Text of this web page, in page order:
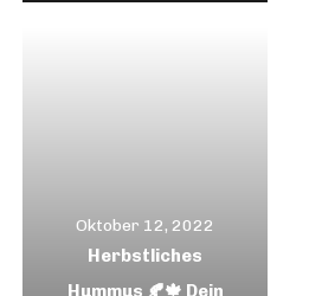
Oktober 12, 2022
Herbstliches
Hummus 🍂🍁 Dein